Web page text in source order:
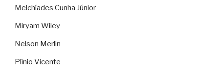
Melchíades Cunha Júnior
Miryam Wiley
Nelson Merlin
Plínio Vicente